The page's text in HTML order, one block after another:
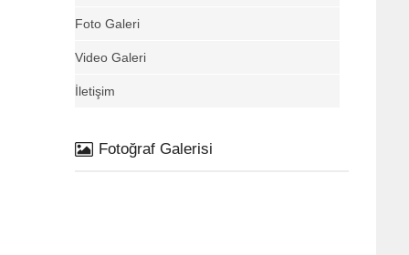
Foto Galeri
Video Galeri
İletişim
Fotoğraf Galerisi